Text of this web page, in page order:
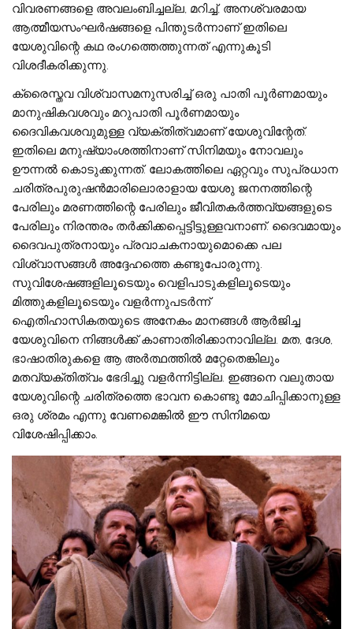
വിവരണങ്ങളെ അവലംബിച്ചല്ല, മറിച്ച്, അനശ്വരമായ
ആത്മീയസംഘര്‍ഷങ്ങളെ പിന്തുടര്‍ന്നാണ് ഇതിലെ
യേശുവിന്റെ കഥ രംഗത്തെത്തുന്നത് എന്നുകൂടി
വിശദീകരിക്കുന്നു.
ക്രൈസ്തവ വിശ്വാസമനുസരിച്ച് ഒരു പാതി പൂര്‍ണമായും
മാനുഷികവശവും മറുപാതി പൂര്‍ണമായും
ദൈവികവശവുമുള്ള വ്യക്തിത്വമാണ് യേശുവിന്റേത്.
ഇതിലെ മനുഷ്യാംശത്തിനാണ് സിനിമയും നോവലും
ഊന്നല്‍ കൊടുക്കുന്നത്. ലോകത്തിലെ ഏറ്റവും സുപ്രധാന
ചരിത്രപുരുഷന്‍മാരിലൊരാളായ യേശു ജനനത്തിന്റെ
പേരിലും മരണത്തിന്റെ പേരിലും ജീവിതകര്‍ത്തവ്യങ്ങളുടെ
പേരിലും നിരന്തരം തര്‍ക്കിക്കപ്പെട്ടിട്ടുള്ളവനാണ്. ദൈവമായും
ദൈവപുത്രനായും പ്രവാചകനായുമൊക്കെ പല
വിശ്വാസങ്ങള്‍ അദ്ദേഹത്തെ കണ്ടുപോരുന്നു.
സുവിശേഷങ്ങളിലൂടെയും വെളിപാടുകളിലൂടെയും
മിത്തുകളിലൂടെയും വളര്‍ന്നുപടര്‍ന്ന്
ഐതിഹാസികതയുടെ അനേകം മാനങ്ങള്‍ ആര്‍ജിച്ച
യേശുവിനെ നിങ്ങള്‍ക്ക് കാണാതിരിക്കാനാവില്ല. മത, ദേശ,
ഭാഷാതിരുകളെ ആ അര്‍ത്ഥത്തില്‍ മറ്റേതെങ്കിലും
മതവ്യക്തിത്വം ഭേദിച്ചു വളര്‍ന്നിട്ടില്ല. ഇങ്ങനെ വലുതായ
യേശുവിന്റെ ചരിത്രത്തെ ഭാവന കൊണ്ടു മോചിപ്പിക്കാനുള്ള
ഒരു ശ്രമം എന്നു വേണമെങ്കില്‍ ഈ സിനിമയെ
വിശേഷിപ്പിക്കാം.